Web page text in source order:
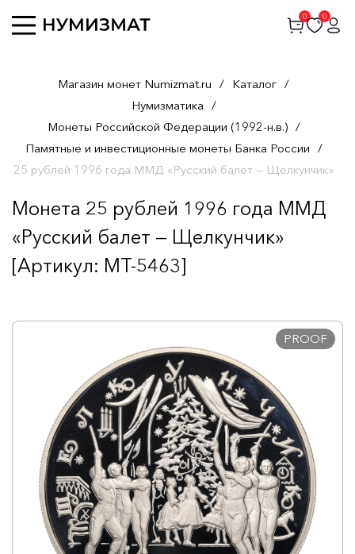
0 0
Магазин монет Numizmat.ru / Каталог /
Нумизматика /
Монеты Российской Федерации (1992-н.в.) /
Памятные и инвестиционные монеты Банка России /
25 рублей 1996 года ММД «Русский балет — Щелкунчик»
Монета 25 рублей 1996 года ММД
«Русский балет — Щелкунчик»
[Артикул: MT-5463]
PROOF